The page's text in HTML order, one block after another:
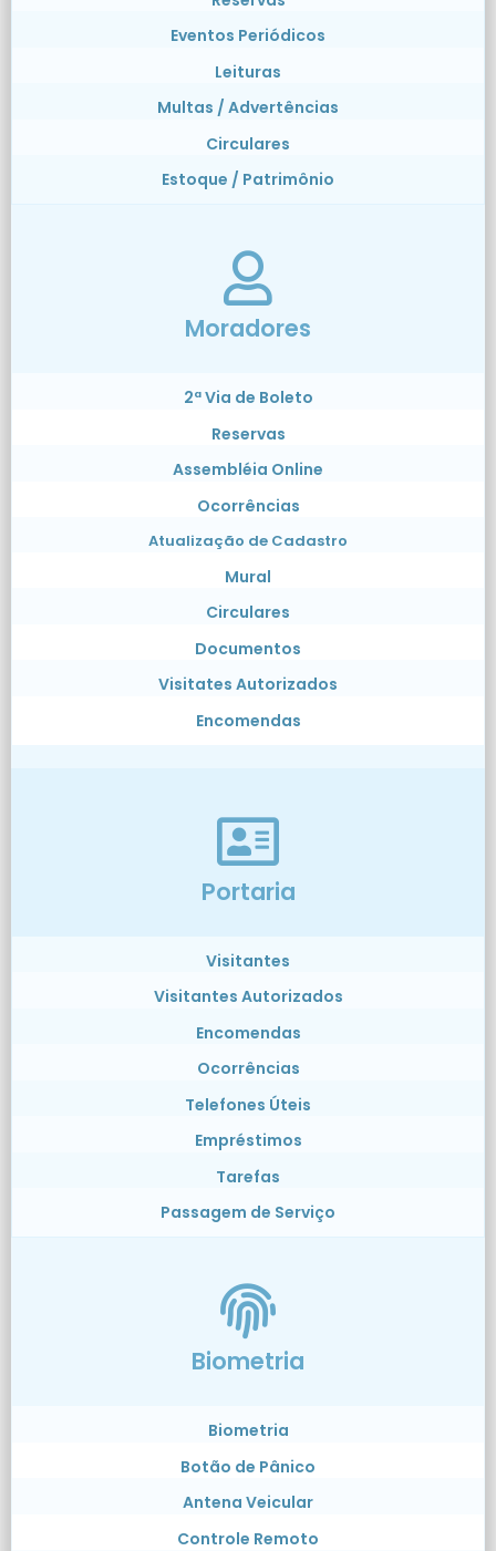
Eventos Periódicos
Leituras
Multas / Advertências
Circulares
Estoque / Patrimônio
Moradores
2ª Via de Boleto
Reservas
Assembléia Online
Ocorrências
Atualização de Cadastro
Mural
Circulares
Documentos
Visitates Autorizados
Encomendas
Portaria
Visitantes
Visitantes Autorizados
Encomendas
Ocorrências
Telefones Úteis
Empréstimos
Tarefas
Passagem de Serviço
Biometria
Biometria
Botão de Pânico
Antena Veicular
Controle Remoto